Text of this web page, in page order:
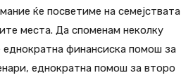
ќе посветиме на семејствата
места. Да споменам неколку
финансиска помош за
еднократна помош за второ